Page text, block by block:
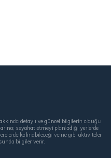
detaylı ve güncel bilgilerin olduğu
seyahat etmeyi planladığı yerlerde
kalınabileceği ve ne gibi aktiviteler
bilgiler verir.